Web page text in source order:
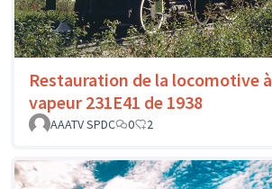
Restauration de la locomotive à
vapeur 231E41 de 1938
AAATV SPDC
0 2